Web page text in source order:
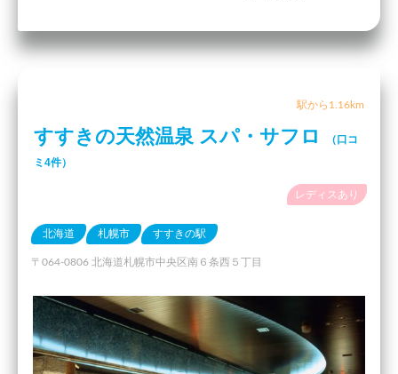
駅から1.16km
すすきの天然温泉 スパ・サフロ
（口コ
ミ4件）
レディスあり
北海道 札幌市 すすきの駅
〒064-0806 北海道札幌市中央区南６条西５丁目